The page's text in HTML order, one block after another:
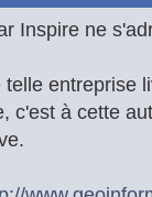
Inspire ne
telle entreprise
c'est à cette